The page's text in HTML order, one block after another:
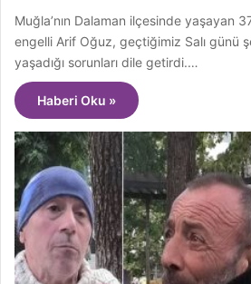
Muğla’nın Dalaman ilçesinde yaşayan
engelli Arif Oğuz, geçtiğimiz Salı günü
yaşadığı sorunları dile getirdi.…
Haberi Oku »